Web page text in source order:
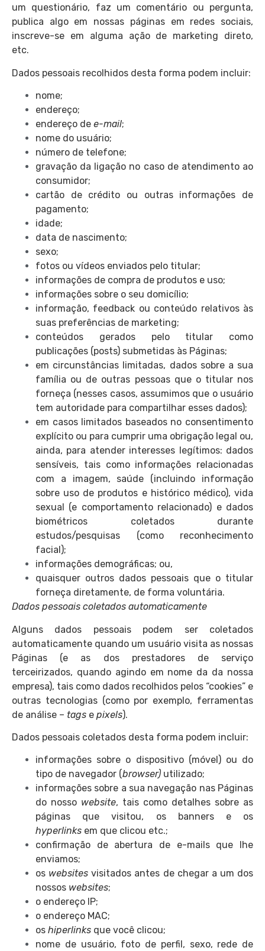
um questionário, faz um comentário ou pergunta,
publica algo em nossas páginas em redes sociais,
inscreve-se em alguma ação de marketing direto,
etc.
Dados pessoais recolhidos desta forma podem incluir:
nome;
endereço;
endereço de e-mail;
nome do usuário;
número de telefone;
gravação da ligação no caso de atendimento ao
consumidor;
cartão de crédito ou outras informações de
pagamento;
idade;
data de nascimento;
sexo;
fotos ou vídeos enviados pelo titular;
informações de compra de produtos e uso;
informações sobre o seu domicílio;
informação, feedback ou conteúdo relativos às
suas preferências de marketing;
conteúdos gerados pelo titular como
publicações (posts) submetidas às Páginas;
em circunstâncias limitadas, dados sobre a sua
família ou de outras pessoas que o titular nos
forneça (nesses casos, assumimos que o usuário
tem autoridade para compartilhar esses dados);
em casos limitados baseados no consentimento
explícito ou para cumprir uma obrigação legal ou,
ainda, para atender interesses legítimos: dados
sensíveis, tais como informações relacionadas
com a imagem, saúde (incluindo informação
sobre uso de produtos e histórico médico), vida
sexual (e comportamento relacionado) e dados
biométricos coletados durante
estudos/pesquisas (como reconhecimento
facial);
informações demográficas; ou,
quaisquer outros dados pessoais que o titular
forneça diretamente, de forma voluntária.
Dados pessoais coletados automaticamente
Alguns dados pessoais podem ser coletados
automaticamente quando um usuário visita as nossas
Páginas (e as dos prestadores de serviço
terceirizados, quando agindo em nome da da nossa
empresa), tais como dados recolhidos pelos “cookies” e
outras tecnologias (como por exemplo, ferramentas
de análise – tags e pixels).
Dados pessoais coletados desta forma podem incluir:
informações sobre o dispositivo (móvel) ou do
tipo de navegador (browser) utilizado;
informações sobre a sua navegação nas Páginas
do nosso website, tais como detalhes sobre as
páginas que visitou, os banners e os
hyperlinks em que clicou etc.;
confirmação de abertura de e-mails que lhe
enviamos;
os websites visitados antes de chegar a um dos
nossos websites;
o endereço IP;
o endereço MAC;
os hiperlinks que você clicou;
nome de usuário, foto de perfil, sexo, rede de